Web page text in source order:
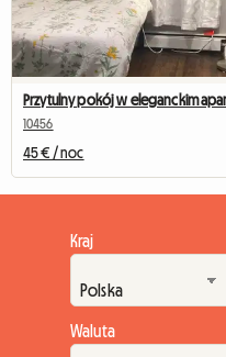
10456
45 € / noc
Kraj
Waluta